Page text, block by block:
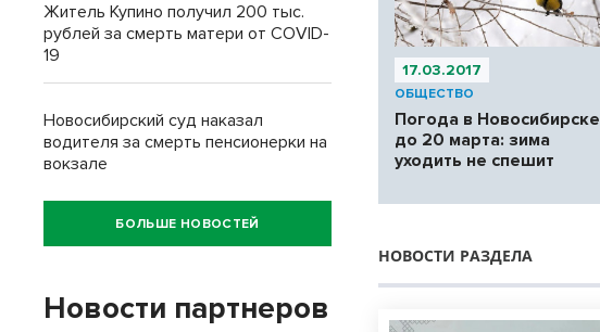
17.03.2017
ОБЩЕСТВО
Погода в Новосибирске
до 20 марта: зима
уходить не спешит
НОВОСТИ РАЗДЕЛА
Житель Купино получил 200 тыс.
рублей за смерть матери от COVID-
19
Новосибирский суд наказал
водителя за смерть пенсионерки на
вокзале
БОЛЬШЕ НОВОСТЕЙ
Новости партнеров